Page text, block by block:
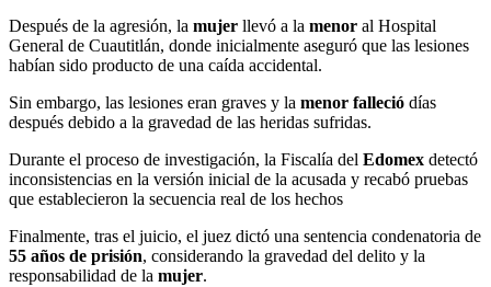
Después de la agresión, la mujer llevó a la menor al Hospital
General de Cuautitlán, donde inicialmente aseguró que las lesiones
habían sido producto de una caída accidental.
Sin embargo, las lesiones eran graves y la menor falleció días
después debido a la gravedad de las heridas sufridas.
Durante el proceso de investigación, la Fiscalía del Edomex detectó
inconsistencias en la versión inicial de la acusada y recabó pruebas
que establecieron la secuencia real de los hechos
Finalmente, tras el juicio, el juez dictó una sentencia condenatoria de
55 años de prisión, considerando la gravedad del delito y la
responsabilidad de la mujer.